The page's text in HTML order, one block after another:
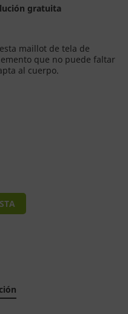
gratuita
maillot de tela de
que no puede faltar
al cuerpo.